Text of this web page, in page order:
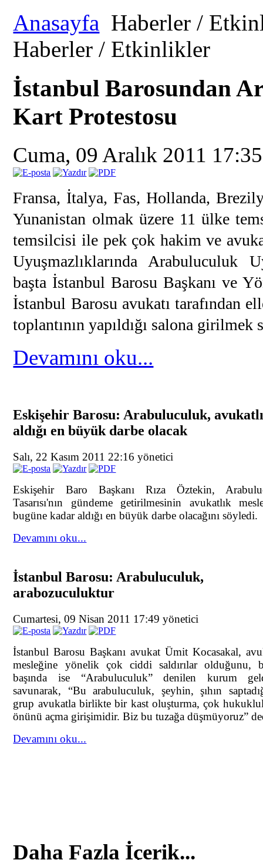
Anasayfa Haberler /
Haberler / Etkinlikler
İstanbul Barosundan
Kart Protestosu
Cuma, 09 Aralık 2011
Fransa, İtalya, Fas, Hollanda,
Yunanistan olmak üzere 11 ülke
temsilcisi ile pek çok hakim ve
Uyuşmazlıklarında Arabuluculuk
başta İstanbul Barosu Başkanı ve
İstanbul Barosu avukatı tarafından
toplantının yapıldığı salona
Devamını oku...
Eskişehir Barosu: Arabuluculuk,
aldığı en büyük darbe olacak
Salı, 22 Kasım 2011 22:16yönetici
Eskişehir Baro Başkanı Rıza Öztekin,
Tasarısı'nın gündeme getirilmesinin avukatlık
bugüne kadar aldığı en büyük darbe olacağını söyledi.
Devamını oku...
İstanbul Barosu: Arabuluculuk,
arabozuculuktur
Cumartesi, 09 Nisan 2011 17:49yönetici
İstanbul Barosu Başkanı avukat Ümit Kocasakal,
mesleğine yönelik çok ciddi saldırılar olduğunu,
başında ise “Arabuluculuk” denilen kurum
savunarak, “Bu arabuluculuk, şeyhin, şıhın
grup avukatla birlikte bir kast oluşturma, çok
önünü açma girişimidir. Biz bu tuzağa düşmüyoruz”
Devamını oku...
Daha Fazla İçerik...